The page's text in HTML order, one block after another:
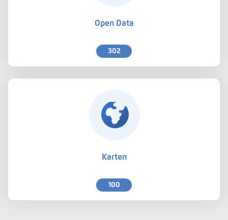
Open Data
302
Karten
100